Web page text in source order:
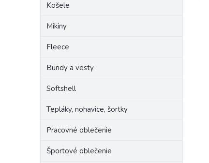
Košele
Mikiny
Fleece
Bundy a vesty
Softshell
Tepláky, nohavice, šortky
Pracovné oblečenie
Športové oblečenie